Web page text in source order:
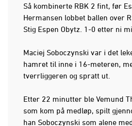
Så kombinerte RBK 2 fint, før
Hermansen lobbet ballen over
Stig Espen Obytz. 1-0 etter ni
Maciej Soboczynski var i det
hamret til inne i 16-meteren,
tverrliggeren og spratt ut.
Etter 22 minutter ble Vemund
som kom på medløp, spilt
han Soboczynski som alene